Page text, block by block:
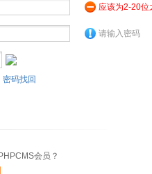
应该为2-20位
请输入密码
密码找回
会员？